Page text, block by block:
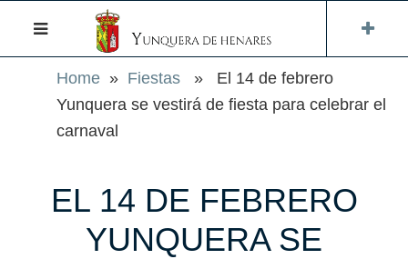
Home » Fiestas » El 14 de febrero
Yunquera se vestirá de fiesta para celebrar el
carnaval
EL 14 DE FEBRERO
YUNQUERA SE